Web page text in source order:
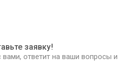
заявку!
вами, ответит на ваши вопросы и